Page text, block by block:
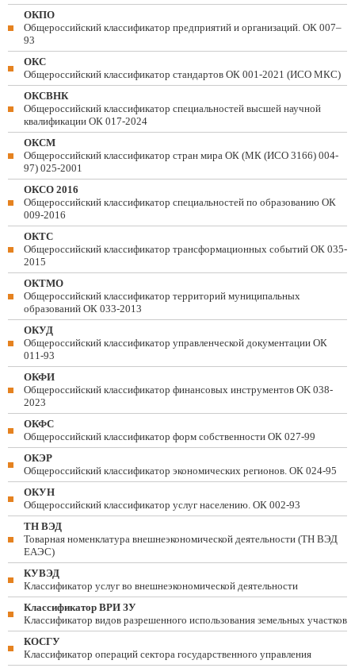
ОКПО
Общероссийский классификатор предприятий и организаций. ОК 007–
93
ОКС
Общероссийский классификатор стандартов ОК 001-2021 (ИСО МКС)
ОКСВНК
Общероссийский классификатор специальностей высшей научной
квалификации ОК 017-2024
ОКСМ
Общероссийский классификатор стран мира ОК (МК (ИСО 3166) 004-
97) 025-2001
ОКСО 2016
Общероссийский классификатор специальностей по образованию ОК
009-2016
ОКТС
Общероссийский классификатор трансформационных событий ОК 035-
2015
ОКТМО
Общероссийский классификатор территорий муниципальных
образований ОК 033-2013
ОКУД
Общероссийский классификатор управленческой документации ОК
011-93
ОКФИ
Общероссийский классификатор финансовых инструментов OK 038-
2023
ОКФС
Общероссийский классификатор форм собственности ОК 027-99
ОКЭР
Общероссийский классификатор экономических регионов. ОК 024-95
ОКУН
Общероссийский классификатор услуг населению. ОК 002-93
ТН ВЭД
Товарная номенклатура внешнеэкономической деятельности (ТН ВЭД
ЕАЭС)
КУВЭД
Классификатор услуг во внешнеэкономической деятельности
Классификатор ВРИ ЗУ
Классификатор видов разрешенного использования земельных участков
КОСГУ
Классификатор операций сектора государственного управления